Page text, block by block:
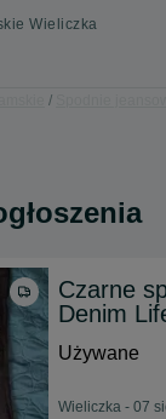
Wieliczka
Czarne
Denim
Używane
Wieliczka - 07